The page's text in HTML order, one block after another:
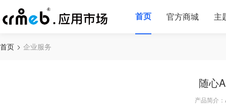
首页 官方商城 主
首页 企业服务
随心
产品简介